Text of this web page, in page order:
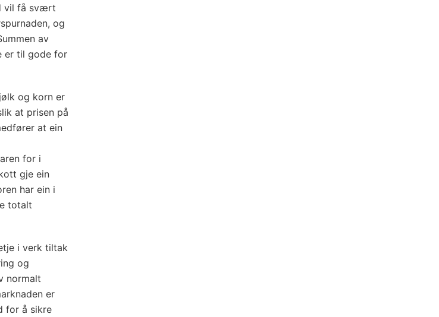
vil få svært
og
av
er til gode for
og korn er
at prisen på
at ein
for i
gje ein
har ein i
totalt
i verk tiltak
og
normalt
er
for å sikre